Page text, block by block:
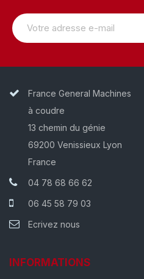
France General Machines
à coudre
13 chemin du génie
69200 Venissieux Lyon
France
04 78 68 66 62
06 45 58 79 03
Ecrivez nous
INFORMATIONS